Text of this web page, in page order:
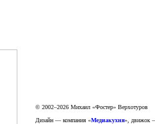
© 2002–2026 Михаил «Фостер» Верхотуров
Дизайн — компания «Медиакухня»,